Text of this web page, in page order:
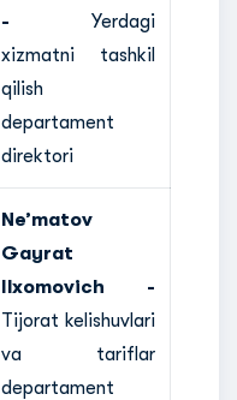
- Yerdagi
xizmatni tashkil
qilish
departament
direktori
Ne’matov
Gayrat
Ilxomovich -
Tijorat kelishuvlari
va tariflar
departament